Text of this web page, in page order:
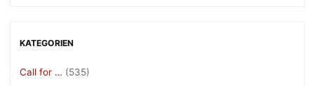
KATEGORIEN
Call for … (535)